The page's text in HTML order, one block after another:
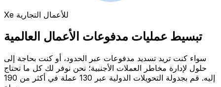
Xe للأعمال التجارية
تبسيط عمليات مدفوعات الأعمال العالمية
سواء كنت تريد تسديد مدفوعات عبر الحدود، أو كنت بحاجة إلى
حلول لإدارة مخاطر العملات الأجنبية؛ نحن نوفر لك كل ما تحتاج
إليه. قم بجدولة التحويلات الدولية عبر 130 عملة في أكثر من 190